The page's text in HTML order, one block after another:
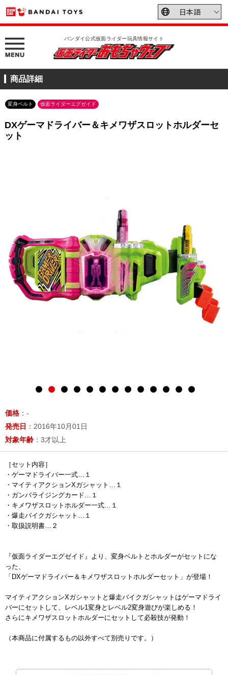
バンダイ公式仮面ライダー玩具情報サイト
商品詳細
変身ベルト 仮面ライダーエグゼイド
DXゲーマドライバー＆キメワザスロットホルダーセ
ット
価格 ：-
発売日 ：2016年10月01日
対象年齢 ：3才以上
［セット内容］
・ゲーマドライバー一式…１
・マイティアクションXガシャット…１
・ガンバライジングカード…１
・キメワザスロットホルダー一式…１
・爆走バイクガシャット…１
・取扱説明書…２
『仮面ライダーエグゼイド』より、変身ベルトとホルダーがセットにな
った、
「DXゲーマドライバー＆キメワザスロットホルダーセット」が登場！
マイティアクションXガシャットと爆走バイクガシャットはゲーマドライ
バーにセットして、レベル1変身とレベル2変身遊びが楽しめる！
さらにキメワザスロットホルダーにセットして必殺技が発動！
（本商品に付属するもの以外すべて別売りです。）